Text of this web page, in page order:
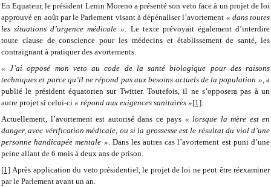
En Equateur, le président Lenin Moreno a présenté son veto face à un projet de loi
approuvé en août par le Parlement visant à dépénaliser l’avortement « dans toutes
les situations d’urgence médicale » . Le texte prévoyait également d’interdire
toute clause de conscience pour les médecins et établissement de santé, les
contraignant à pratiquer des avortements.
« J’ai opposé mon veto au code de la santé biologique pour des raisons
techniques et parce qu’il ne répond pas aux besoins actuels de la population », a
publié le président équatorien sur Twitter. Toutefois, il ne s’opposera pas à un
autre projet si celui-ci « répond aux exigences sanitaires »[1].
Actuellement, l’avortement est autorisé dans ce pays « lorsque la mère est en
danger, avec vérification médicale, ou si la grossesse est le résultat du viol d’une
personne handicapée mentale ». Dans les autres cas l’avortement est puni d’une
peine allant de 6 mois à deux ans de prison.
[1] Après application du veto présidentiel, le projet de loi ne peut être réexaminer
par le Parlement avant un an.